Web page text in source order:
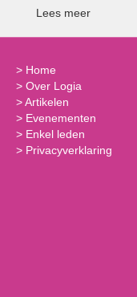
Lees meer
> Home
> Over Logia
>Artikelen
> Evenementen
> Enkel leden
> Privacyverklaring